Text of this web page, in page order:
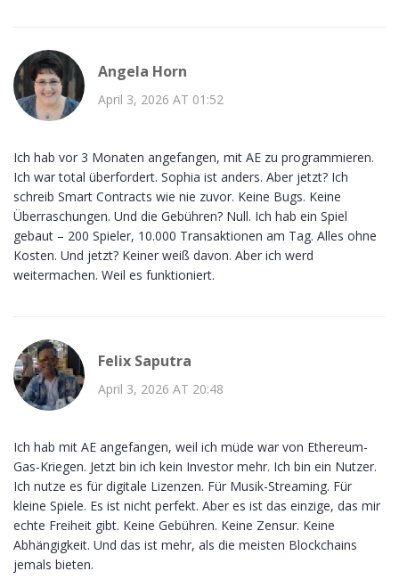
Angela Horn
April 3, 2026 AT 01:52
Ich hab vor 3 Monaten angefangen, mit AE zu programmieren.
Ich war total überfordert. Sophia ist anders. Aber jetzt? Ich
schreib Smart Contracts wie nie zuvor. Keine Bugs. Keine
Überraschungen. Und die Gebühren? Null. Ich hab ein Spiel
gebaut – 200 Spieler, 10.000 Transaktionen am Tag. Alles ohne
Kosten. Und jetzt? Keiner weiß davon. Aber ich werd
weitermachen. Weil es funktioniert.
Felix Saputra
April 3, 2026 AT 20:48
Ich hab mit AE angefangen, weil ich müde war von Ethereum-
Gas-Kriegen. Jetzt bin ich kein Investor mehr. Ich bin ein Nutzer.
Ich nutze es für digitale Lizenzen. Für Musik-Streaming. Für
kleine Spiele. Es ist nicht perfekt. Aber es ist das einzige, das mir
echte Freiheit gibt. Keine Gebühren. Keine Zensur. Keine
Abhängigkeit. Und das ist mehr, als die meisten Blockchains
jemals bieten.